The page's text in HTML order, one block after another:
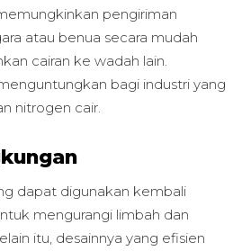
pengiriman
atau benua secara mudah
cairan ke wadah lain.
bagi industri yang
nitrogen cair.
dapat digunakan kembali
mengurangi limbah dan
itu, desainnya yang efisien